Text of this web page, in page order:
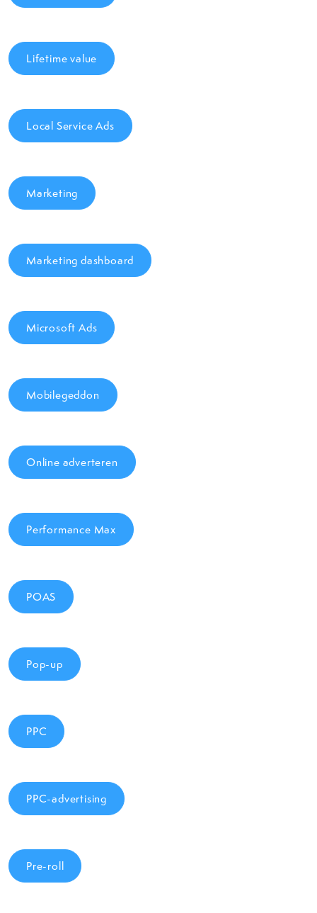
Lifetime value
Local Service Ads
Marketing
Marketing dashboard
Microsoft Ads
Mobilegeddon
Online adverteren
Performance Max
POAS
Pop-up
PPC
PPC-advertising
Pre-roll